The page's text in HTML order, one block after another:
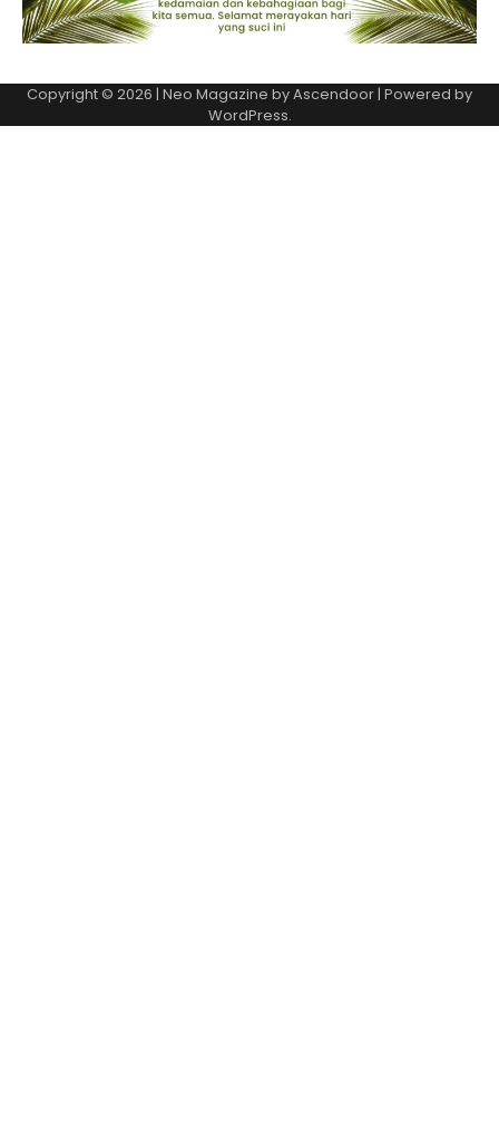
Copyright © 2026 | Neo Magazine byAscendoor| Powered by
WordPress.